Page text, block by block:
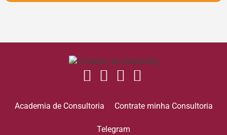
Academia de Consultoria Contrate minha Consultoria
Telegram